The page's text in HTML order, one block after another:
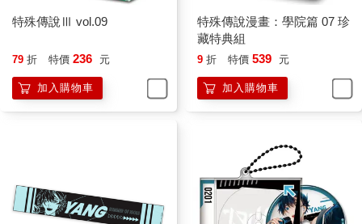
特殊傳說Ⅲ vol.09
79 折 特價 236 元
加入購物車
特殊傳說漫畫：學院篇 07 珍
藏特典組
9 折 特價 539 元
加入購物車